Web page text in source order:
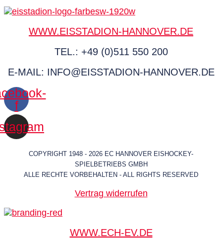
WWW.EISSTADION-HANNOVER.DE
TEL.: +49 (0)511 550 200
E-MAIL: INFO@EISSTADION-HANNOVER.DE
f
COPYRIGHT 1948 - 2026 EC HANNOVER EISHOCKEY-
SPIELBETRIEBS GMBH
ALLE RECHTE VORBEHALTEN - ALL RIGHTS RESERVED
Vertrag widerrufen
WWW.ECH-EV.DE